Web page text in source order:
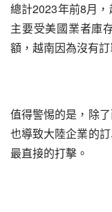
總計2023年前8月
主要受美國業者庫
額，越南因為沒有
值得警惕的是，除
也導致大陸企業的
最直接的打擊。